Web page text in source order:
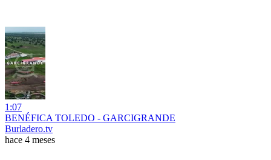
1:07
BENÉFICA TOLEDO - GARCIGRANDE
Burladero.tv
hace 4 meses